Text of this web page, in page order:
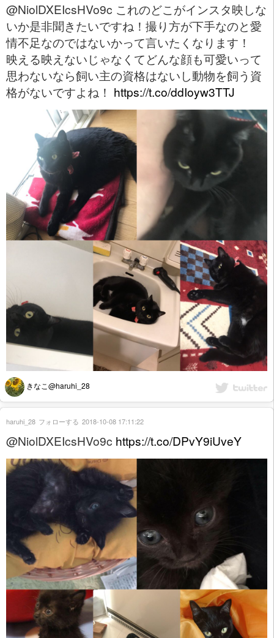
@NiolDXEIcsHVo9c これのどこがインスタ映しな
いか是非聞きたいですね！撮り方が下手なのと愛
情不足なのではないかって言いたくなります！
映える映えないじゃなくてどんな顔も可愛いって
思わないなら飼い主の資格はないし動物を飼う資
格がないですよね！ https://t.co/ddIoyw3TTJ
きなこ@haruhi_28
@NiolDXEIcsHVo9c https://t.co/DPvY9iUveY
haruhi_28 フォローする 2018-10-08 17:11:22